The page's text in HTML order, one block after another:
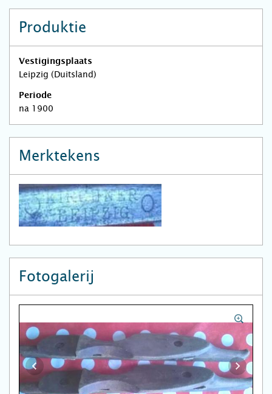
Produktie
Vestigingsplaats
Leipzig (Duitsland)
Periode
na 1900
Merktekens
Fotogalerij